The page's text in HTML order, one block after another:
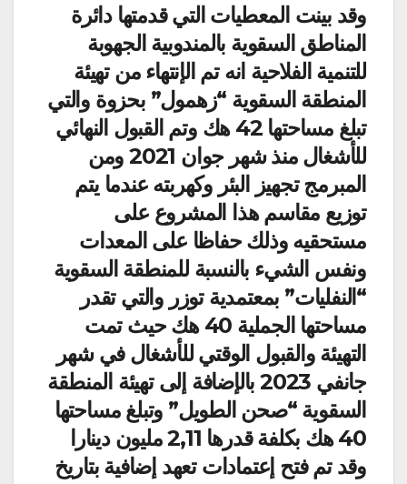
وقد بينت المعطيات التي قدمتها دائرة
المناطق السقوية بالمندوبية الجهوبة
للتنمية الفلاحية انه تم الإنتهاء من تهيئة
المنطقة السقوية “زهمول” بحزوة والتي
تبلغ مساحتها 42 هك وتم القبول النهائي
للأشغال منذ شهر جوان 2021 ومن
المبرمج تجهيز البئر وكهربته عندما يتم
توزيع مقاسم هذا المشروع على
مستحقيه وذلك حفاظا على المعدات
ونفس الشيء بالنسبة للمنطقة السقوية
“النفليات” بمعتمدية توزر والتي تقدر
مساحتها الجملية 40 هك حيث تمت
التهيئة والقبول الوقتي للأشغال في شهر
جانفي 2023 بالإضافة إلى تهيئة المنطقة
السقوية “صحن الطويل” وتبلغ مساحتها
40 هك بكلفة قدرها 2,11 مليون دينارا
وقد تم فتح إعتمادات تعهد إضافية بتاريخ